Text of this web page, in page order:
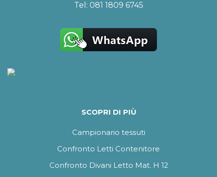
Tel: 081 1809 6745
SCOPRI DI PIÙ
Campionario tessuti
Confronto Letti Contenitore
Confronto Divani Letto Mat. H 12